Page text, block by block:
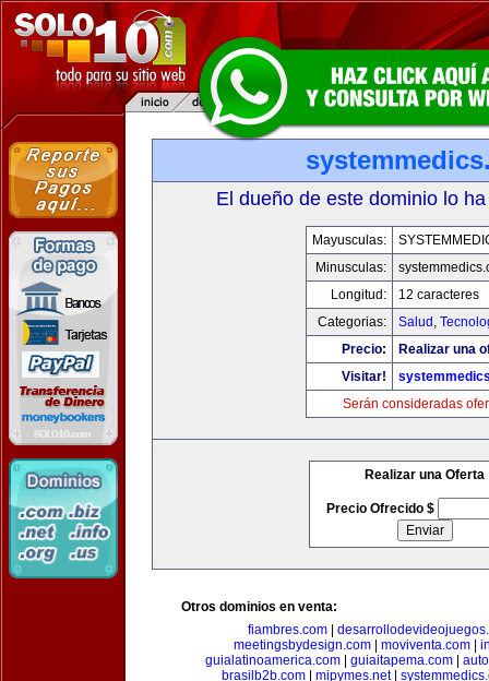
El dueño de este dominio lo
Mayusculas:
Minusculas:
Longitud:
12 caracteres
Categorias:
Salud ,
Precio:
Realizar una
Visitar!
Serán consideradas
Realizar una Oferta
Precio Ofrecido $
Otros dominios en venta:
fiambres.com|
meetingsbydesign.com
moviventa.com
guialatinoamerica.com
guiaitapema.com
brasilb2b.com
mipymes.net|